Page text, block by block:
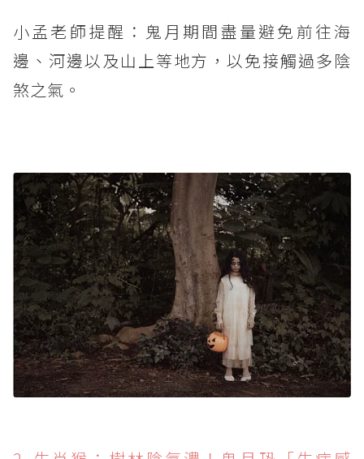
小孟老師提醒：鬼月期間盡量避免前往海
邊、河邊以及山上等地方，以免接觸過多陰
煞之氣。